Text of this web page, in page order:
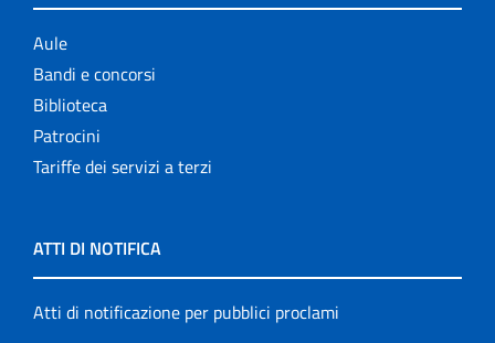
Aule
Bandi e concorsi
Biblioteca
Patrocini
Tariffe dei servizi a terzi
ATTI DI NOTIFICA
Atti di notificazione per pubblici proclami